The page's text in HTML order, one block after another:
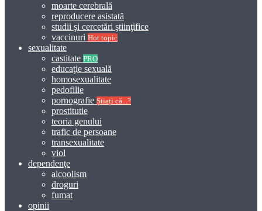
moarte cerebrală
reproducere asistată
studii şi cercetări ştiinţifice
vaccinuri Hot topic
sexualitate
castitate PRO
educaţie sexuală
homosexualitate
pedofilie
pornografie Știați că...?
prostitutie
teoria genului
trafic de persoane
transexualitate
viol
dependenţe
alcoolism
droguri
fumat
opinii